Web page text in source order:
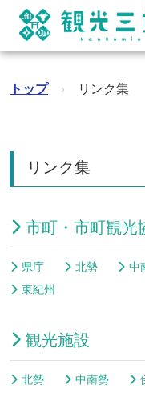
トップ › リンク集
リンク集
市町・市町観光
県庁 北勢 中
東紀州
観光施設
北勢 中南勢